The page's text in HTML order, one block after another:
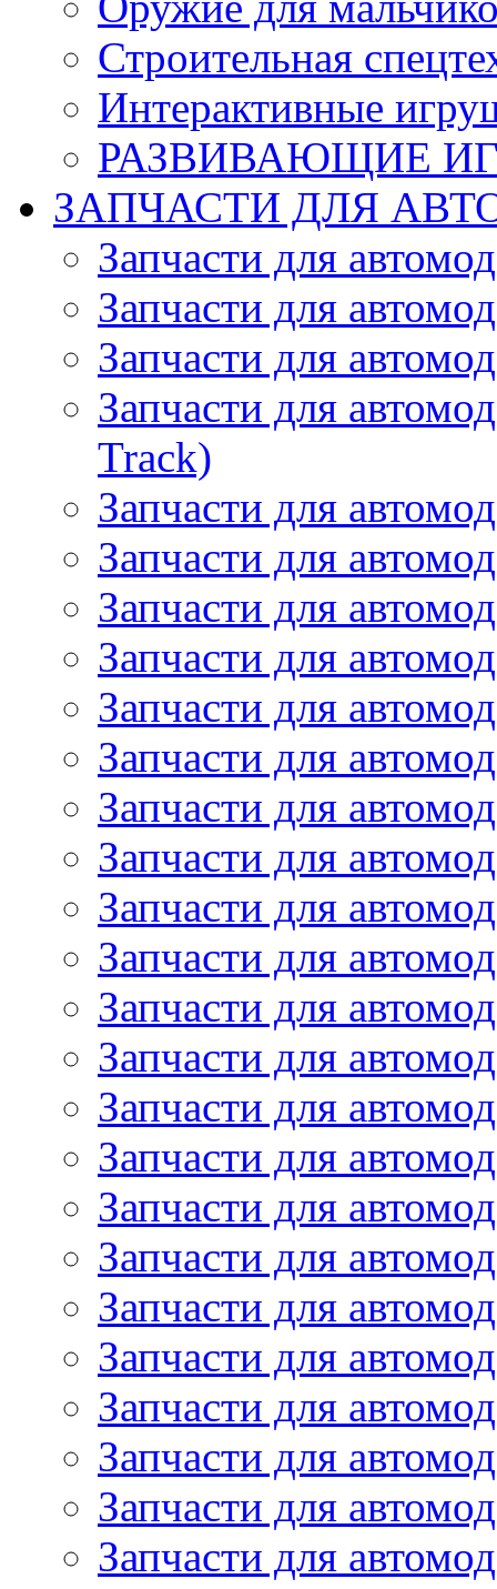
Строительная
Интерактивные
РАЗВИВАЮЩИЕ
ЗАПЧАСТИ ДЛЯ
Запчасти для
Запчасти для
Запчасти для
Запчасти для
Track)
Запчасти для
Запчасти для
Запчасти для
Запчасти для
Запчасти для
Запчасти для
Запчасти для
Запчасти для
Запчасти для
Запчасти для
Запчасти для
Запчасти для
Запчасти для
Запчасти для
Запчасти для
Запчасти для
Запчасти для
Запчасти для
Запчасти для
Запчасти для
Запчасти для
Запчасти для